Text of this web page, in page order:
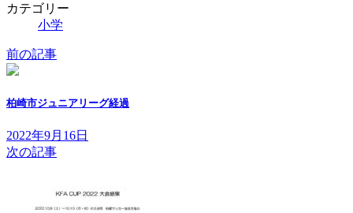
カテゴリー
小学
前の記事
柏崎市ジュニアリーグ経過
2022年9月16日
次の記事